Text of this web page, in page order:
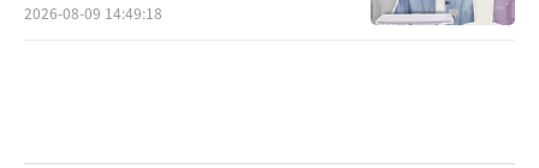
2026-08-09 14:49:18